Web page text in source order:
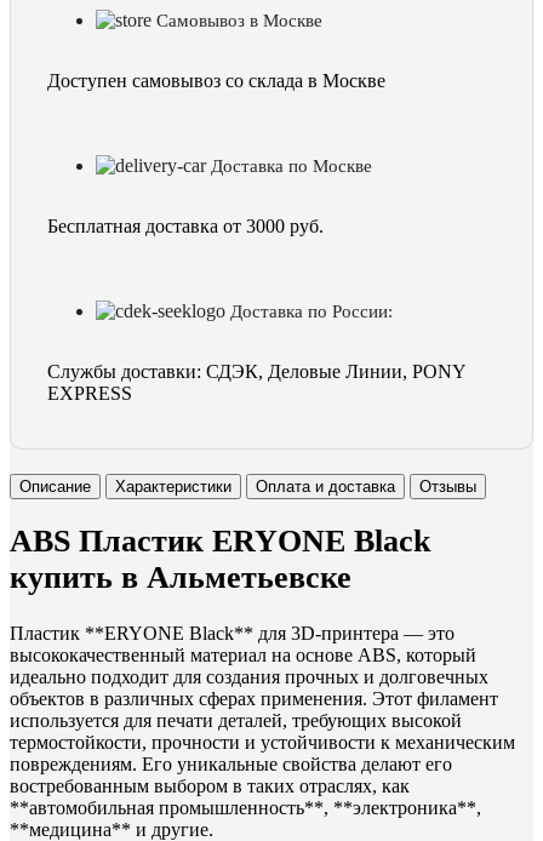
Самовывоз в Москве
Доступен самовывоз со склада в Москве
Доставка по Москве
Бесплатная доставка от 3000 руб.
Доставка по России:
Службы доставки: СДЭК, Деловые Линии, PONY
EXPRESS
Описание Характеристики Оплата и доставка Отзывы
ABS Пластик ERYONE Black
купить в Альметьевске
Пластик **ERYONE Black** для 3D-принтера — это
высококачественный материал на основе ABS, который
идеально подходит для создания прочных и долговечных
объектов в различных сферах применения. Этот филамент
используется для печати деталей, требующих высокой
термостойкости, прочности и устойчивости к механическим
повреждениям. Его уникальные свойства делают его
востребованным выбором в таких отраслях, как
**автомобильная промышленность**, **электроника**,
**медицина** и другие.